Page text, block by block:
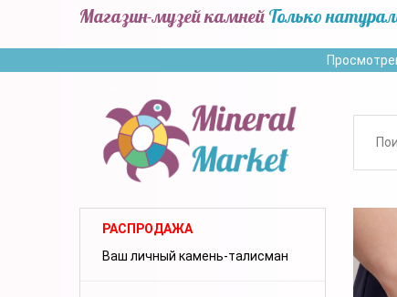
Магазин-музей камней Только
РАСПРОДАЖА
Ваш личный камень-талисман